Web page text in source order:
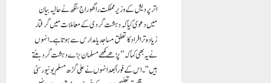
اتر پردیش کے وزیر مملکت راگھوراج سنگھ نے حالیہ بیان
میں دعویٰ کیا کہ دہشت گردی کے معاملات میں گرفتار
زیادہ تر افراد کا تعلق مساجد یا مدارس سے ہوتا ہے۔ انہوں
نے یہ بھی کہا کہ “پڑھے لکھے مسلمان بڑے دہشت گرد بنتے
ہیں”۔ اس کے فوراً بعد انہوں نے علی گڑھ مسلم یونیورسٹی